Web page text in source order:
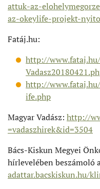
attuk-az-
az-okeylife-projekt-
Fatáj.hu:
http://
http://
ife.php
Magyar Vadász: http://
=vadaszhirek&id=3504
Bács-Kiskun Megyei
hírlevelében beszámoló
adattar.bacskiskun.hu/